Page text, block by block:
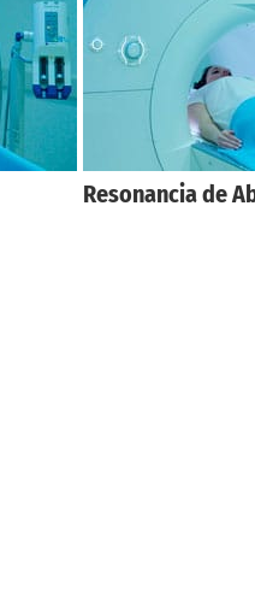
Resonancia de